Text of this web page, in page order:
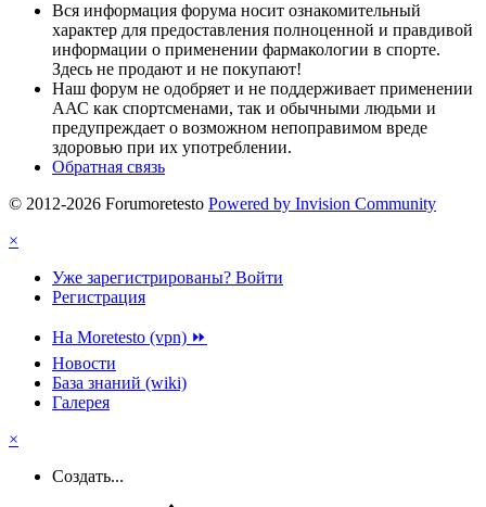
Вся информация форума носит ознакомительный
характер для предоставления полноценной и правдивой
информации о применении фармакологии в спорте.
Здесь не продают и не покупают!
Наш форум не одобряет и не поддерживает применении
ААС как спортсменами, так и обычными людьми и
предупреждает о возможном непоправимом вреде
здоровью при их употреблении.
Обратная связь
© 2012-2026 Forumoretesto Powered by Invision Community
×
Уже зарегистрированы? Войти
Регистрация
На Moretesto (vpn) ⏩
Новости
База знаний (wiki)
Галерея
×
Создать...